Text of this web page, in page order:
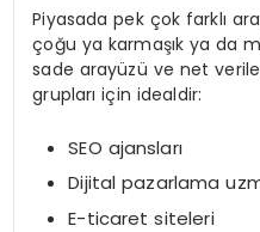
Piyasada pek çok farklı
çoğu ya karmaşık ya da
sade arayüzü ve net
grupları için idealdir:
SEO ajansları
Dijital pazarlama
E-ticaret siteleri